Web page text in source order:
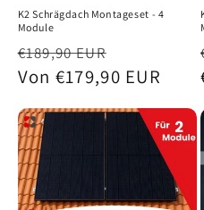
K2 Schrägdach Montageset - 4
Module
Normaler
Preis
€189,90 EUR
Von €179,90 EUR